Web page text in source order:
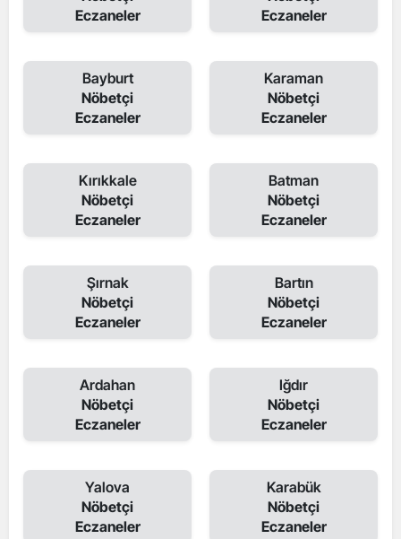
Eczaneler
Eczaneler
Bayburt
Nöbetçi
Eczaneler
Karaman
Nöbetçi
Eczaneler
Kırıkkale
Nöbetçi
Eczaneler
Batman
Nöbetçi
Eczaneler
Şırnak
Nöbetçi
Eczaneler
Bartın
Nöbetçi
Eczaneler
Ardahan
Nöbetçi
Eczaneler
Iğdır
Nöbetçi
Eczaneler
Yalova
Nöbetçi
Eczaneler
Karabük
Nöbetçi
Eczaneler